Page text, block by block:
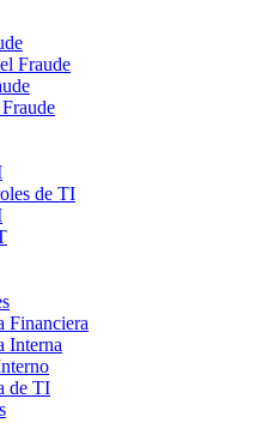
Fraude
de TI
Financiera
Interna
de TI